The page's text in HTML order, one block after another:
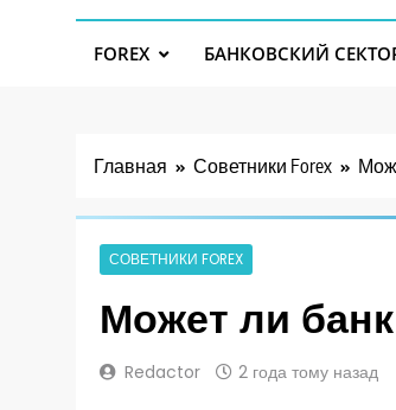
FOREX БАНКОВСКИЙ
Главная Советники Forex
СОВЕТНИКИ FOREX
Может ли
Redactor 2 года тому назад